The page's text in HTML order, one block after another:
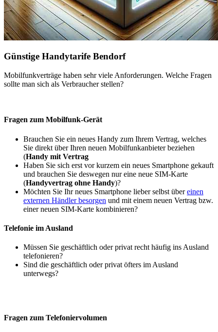
Günstige Handytarife Bendorf
Mobilfunkverträge haben sehr viele Anforderungen. Welche Fragen
sollte man sich als Verbraucher stellen?
Fragen zum Mobilfunk-Gerät
Brauchen Sie ein neues Handy zum Ihrem Vertrag, welches
Sie direkt über Ihren neuen Mobilfunkanbieter beziehen
(Handy mit Vertrag
Haben Sie sich erst vor kurzem ein neues Smartphone gekauft
und brauchen Sie deswegen nur eine neue SIM-Karte
(Handyvertrag ohne Handy)?
Möchten Sie Ihr neues Smartphone lieber selbst übereinen
externen Händler besorgen und mit einem neuen Vertrag bzw.
einer neuen SIM-Karte kombinieren?
Telefonie im Ausland
Müssen Sie geschäftlich oder privat recht häufig ins Ausland
telefonieren?
Sind die geschäftlich oder privat öfters im Ausland
unterwegs?
Fragen zum Telefoniervolumen